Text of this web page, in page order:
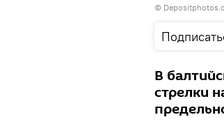
©
В
стрелки